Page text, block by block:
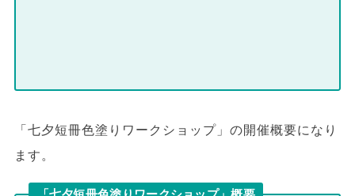
「七夕短冊色塗りワークショップ」の開催概要になり
ます。